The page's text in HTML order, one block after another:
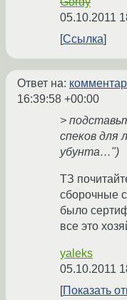
05.10.2011
Ссылка
Ответ на:
16:39:58 +00:00
>
спеков для
убунта…")
ТЗ
сборочные
было
все это
yaleks
05.10.2011
Показать